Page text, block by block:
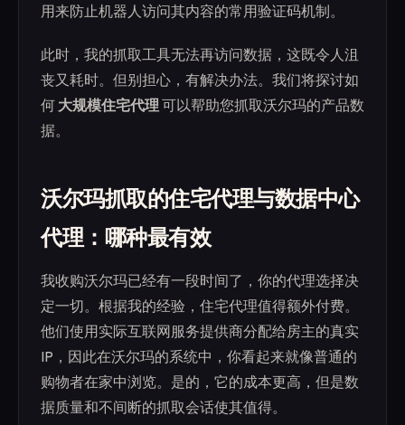
用来防止机器人访问其内容的常用验证码机制。
此时，我的抓取工具无法再访问数据，这既令人沮
丧又耗时。但别担心，有解决办法。我们将探讨如
何 大规模住宅代理 可以帮助您抓取沃尔玛的产品数
据。
沃尔玛抓取的住宅代理与数据中心
代理：哪种最有效
我收购沃尔玛已经有一段时间了，你的代理选择决
定一切。根据我的经验，住宅代理值得额外付费。
他们使用实际互联网服务提供商分配给房主的真实
IP，因此在沃尔玛的系统中，你看起来就像普通的
购物者在家中浏览。是的，它的成本更高，但是数
据质量和不间断的抓取会话使其值得。